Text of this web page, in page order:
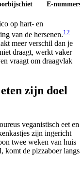
E-
op hart- en
van de hersenen.1 2
meer verschil dan je
draagt, werkt vaker
vraagt om draagvlak
zijn doel
veganistisch eet en
zijn ingericht
twee weken van huis
komt de pizzaboer langs